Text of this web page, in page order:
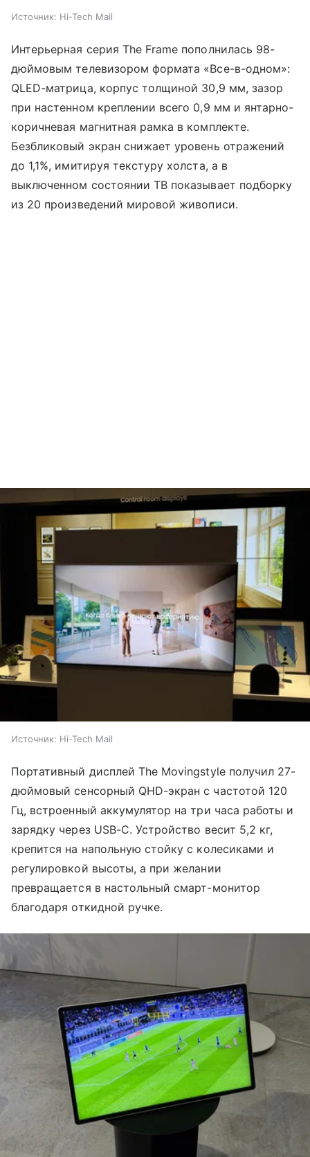
Источник: Hi-Tech Mail
Интерьерная серия The Frame пополнилась 98-
дюймовым телевизором формата «Все-в-одном»:
QLED-матрица, корпус толщиной 30,9 мм, зазор
при настенном креплении всего 0,9 мм и янтарно-
коричневая магнитная рамка в комплекте.
Безбликовый экран снижает уровень отражений
до 1,1%, имитируя текстуру холста, а в
выключенном состоянии ТВ показывает подборку
из 20 произведений мировой живописи.
Источник: Hi-Tech Mail
Портативный дисплей The Movingstyle получил 27-
дюймовый сенсорный QHD-экран с частотой 120
Гц, встроенный аккумулятор на три часа работы и
зарядку через USB-C. Устройство весит 5,2 кг,
крепится на напольную стойку с колесиками и
регулировкой высоты, а при желании
превращается в настольный смарт-монитор
благодаря откидной ручке.